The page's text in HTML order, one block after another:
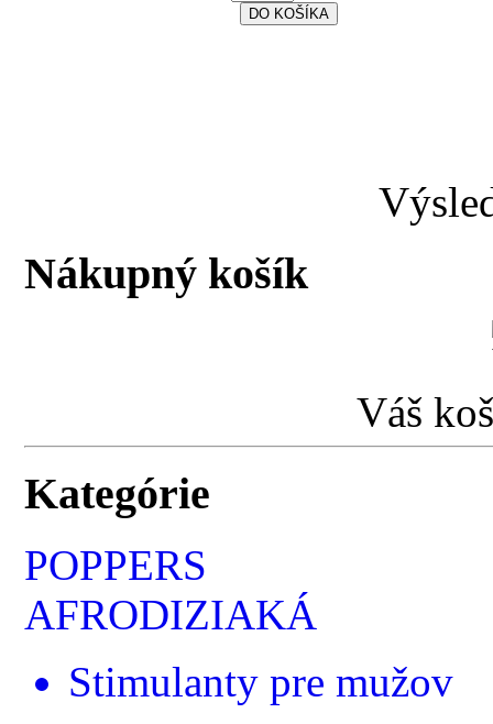
Nákupný košík
Váš
Kategórie
POPPERS
AFRODIZIAKÁ
Stimulanty pre mužov